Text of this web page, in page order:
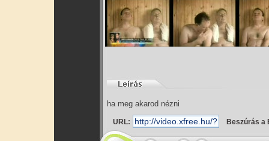
ha meg akarod nézni
URL: Beszúrás a